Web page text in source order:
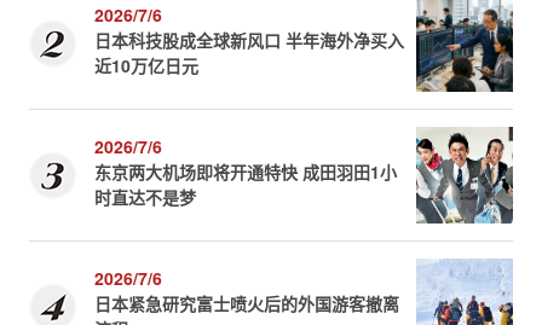
2026/7/6
日本科技股成全球新风口 半年海外净买入
近10万亿日元
2026/7/6
东京两大机场即将开通特快 成田羽田1小
时直达不是梦
2026/7/6
日本紧急研究富士喷火后的外国游客撤离